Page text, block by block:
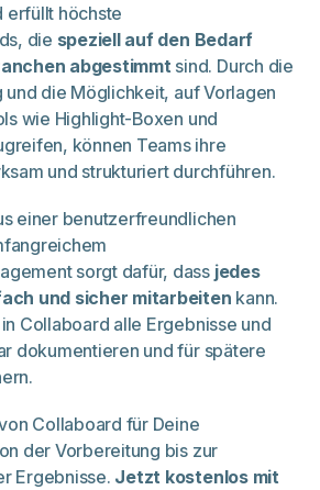
erfüllt höchste
die speziell auf den Bedarf
abgestimmt sind. Durch die
und die Möglichkeit, auf Vorlagen
wie Highlight-Boxen und
können Teams ihre
und strukturiert durchführen.
einer benutzerfreundlichen
sorgt dafür, dass jedes
und sicher mitarbeiten kann.
Collaboard alle Ergebnisse und
dokumentieren und für spätere
Collaboard für Deine
der Vorbereitung bis zur
Ergebnisse. Jetzt kostenlos mit